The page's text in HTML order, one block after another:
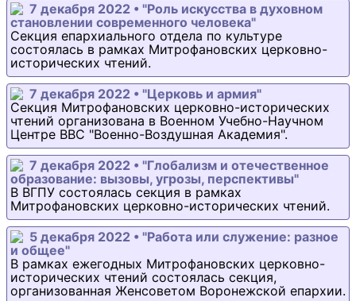
7 декабря 2022 • "Роль искусства в духовном
становлении современного человека"
Секция епархиального отдела по культуре
состоялась в рамках Митрофановских церковно-
исторических чтений.
7 декабря 2022 • "Церковь и армия"
Секция Митрофановских церковно-исторических
чтений организована в Военном Учебно-Научном
Центре ВВС "Военно-Воздушная Академия".
7 декабря 2022 • "Глобализм и отечественное
образование: вызовы, угрозы, перспективы"
В ВГПУ состоялась секция в рамках
Митрофановских церковно-исторических чтений.
5 декабря 2022 • "Работа или служение: разное
и общее"
В рамках ежегодных Митрофановских церковно-
исторических чтений состоялась секция,
организованная Женсоветом Воронежской епархии.